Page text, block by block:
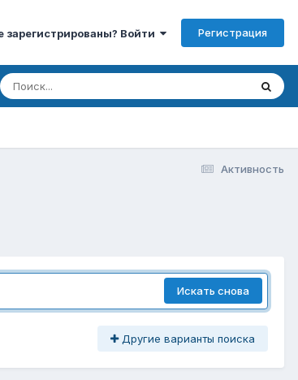
зарегистрированы? Войти Регистрация
Активность
Искать снова
Другие варианты поиска